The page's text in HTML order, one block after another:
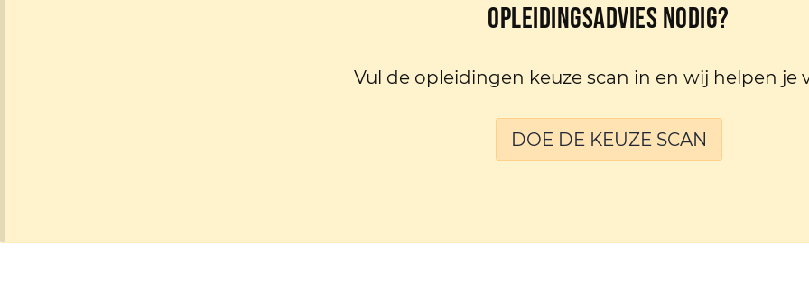
Opleidingsadvies nodig?
Vul de opleidingen keuze scan in en wij helpen je
DOE DE KEUZE SCAN